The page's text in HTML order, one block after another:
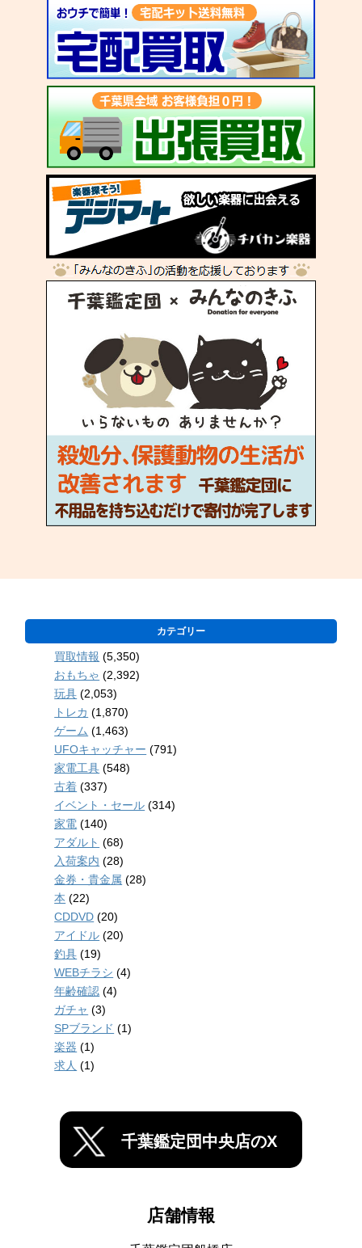
カテゴリー
買取情報 (5,350)
おもちゃ (2,392)
玩具 (2,053)
トレカ (1,870)
ゲーム (1,463)
UFOキャッチャー (791)
家電工具 (548)
古着 (337)
イベント・セール (314)
家電 (140)
アダルト (68)
入荷案内 (28)
金券・貴金属 (28)
本 (22)
CDDVD (20)
アイドル (20)
釣具 (19)
WEBチラシ (4)
年齢確認 (4)
ガチャ (3)
SPブランド (1)
楽器 (1)
求人 (1)
千葉鑑定団中央店のX
店舗情報